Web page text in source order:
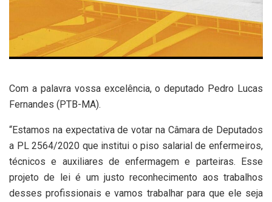
Com a palavra vossa excelência, o deputado Pedro Lucas
Fernandes (PTB-MA).
“Estamos na expectativa de votar na Câmara de Deputados
a PL 2564/2020 que institui o piso salarial de enfermeiros,
técnicos e auxiliares de enfermagem e parteiras. Esse
projeto de lei é um justo reconhecimento aos trabalhos
desses profissionais e vamos trabalhar para que ele seja